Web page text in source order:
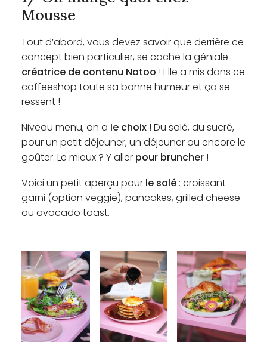
Mousse
Tout d’abord, vous devez savoir que derrière ce
concept bien particulier, se cache la géniale
créatrice de contenu Natoo ! Elle a mis dans ce
coffeeshop toute sa bonne humeur et ça se
ressent !
Niveau menu, on a le choix ! Du salé, du sucré,
pour un petit déjeuner, un déjeuner ou encore le
goûter. Le mieux ? Y aller pour bruncher !
Voici un petit aperçu pour le salé : croissant
garni (option veggie), pancakes, grilled cheese
ou avocado toast.